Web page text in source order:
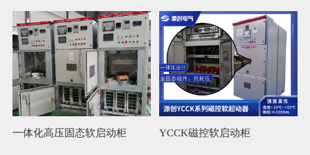
一体化高压固态软启动柜 YCCK磁控软启动柜